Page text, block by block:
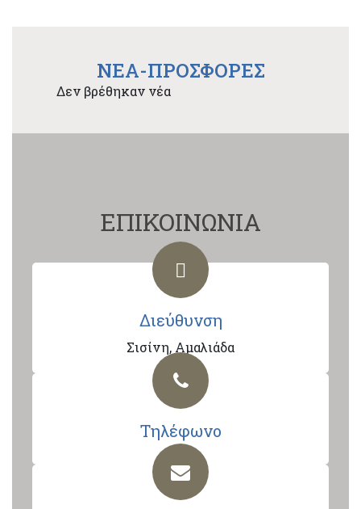
NEA-ΠΡΟΣΦΟΡΕΣ
Δεν βρέθηκαν νέα
ΕΠΙΚΟΙΝΩΝΙΑ
Διεύθυνση
Σισίνη, Αμαλιάδα
Τηλέφωνο